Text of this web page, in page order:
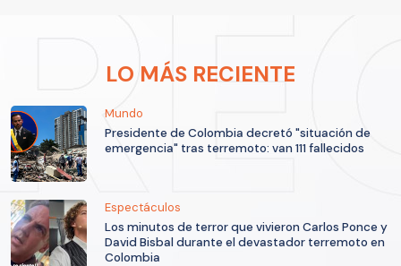
LO MÁS RECIENTE
Mundo
Presidente de Colombia decretó "situación de
emergencia" tras terremoto: van 111 fallecidos
Espectáculos
Los minutos de terror que vivieron Carlos Ponce y
David Bisbal durante el devastador terremoto en
Colombia